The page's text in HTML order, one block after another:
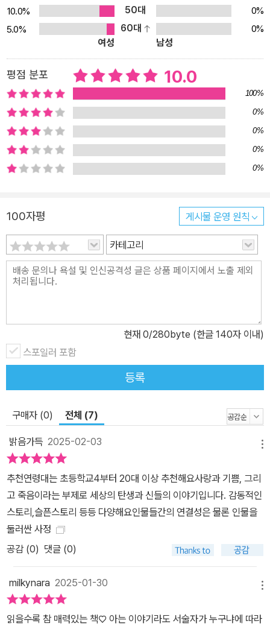
21년 출간된 《고정욱 삼국지》 이후 또 하나의 걸작으로 평가되는 이
번 신작은 특히 겨울방학을 맞은 어린이와 청소년들에게 더없이 좋은
선물이 될 것이며 온 가족이 함께 배우고 즐기는 기회가 될 것이다. 2
025년 아스트리드 린드그렌 추모상(ALMA) 후보로 지명된 고정욱
작가는 《주석으로 쉽게 읽는 고정욱 그리스 로마 신화》를 통해 자신
의 문학적 성과를 이어가며 독자들에게 또 다른 감동을 선사할 것이
다. 신으로 묘사된 인간 세계의 민낯을 돌아보다 《그리스 로마 신화》
속 신과 영웅들은 낡은 활자에 갇혀 있지 않다. 이들은 문학 작품은 물
론 그림과 조각, 드라마와 영화, 게임 등 고대부터 현대에 이르기까지
끊임없이 확대 재생산되고 있다. 인문학을 만나는 첫 번째 관문이라
불리는 《그리스 로마 신화》는 인간에 대한 다양한 이해를 보여준다.
여 만들어졌다고 단언할 수 있을 만큼 신화를 모른다면 그 의미와 상
영감을 주는 것은 그 안에 묘사된 다양한 신과 인간의 군상들이 다채
로운 가치관을 보여주기 때문이다. 신들은 근엄하지 않고 영웅들은
비장하지 않다. 세계를 창조한 위대한 신들은 아름다운 여자를 탐하
만 예외가 있고, 호전적이지만 사랑스럽고, 지혜롭지만 어리석으며,
친절하지만 잔인하고, 너그러우면서 시기하고 질투하며, 아량 있는
듯하지만 속 좁은 신들의 속성은 바로 우리 인간의 민낯을 보여주는
듯하다. 이를 통해 인간 본성에 대한 이해를 넓히는 동시에 자신을 되
롭게 해석하다 《그리스 로마 신화》는 제국주의와 남성 우월주의라는
로 정복과 지배의 역사다. 신화 속에서 세상의 중심은 그리스로 상징
되는 서양이며 그 외의 지역은 정복되어 마땅한 미개한 모습으로 그
려진다. 게다가 여성 신이나 인물들은 남성의 용맹함을 드러내는 요
소나 때로는 전리품으로 묘사되기도 한다. 완벽해야 할 신들은 비윤
리적이고 모순적인 모습으로 비치며, 거짓말과 속임수, 배신을 일삼
으며, 끊임없이 분란을 일으킨다. 이런 신화를 이해하기 위해서는 다
양한 문화적 배경과 관점에 대한 지식이 필요하다. 저자의 식견은 이
부분에서 빛을 발한다. 예를 들어, 저자는 이 책에서 제우스의 여성 편
력을 안정적인 정치를 펼치려는 정치적 판단으로 해석한다. 이렇듯
신화 속에 나타난 도덕적·윤리적 모순을 현대적 문맥에서 재해석하여
어린이 청소년 독자들이 보다 넓은 시각으로 세상을 바라볼 수 있도
10.0%
50대
0%
5.0%
60대
0%
여성
남성
평점 분포 10.0
100%
0%
0%
0%
0%
100자평 게시물 운영 원칙
카테고리
현재 0/280byte (한글 140자 이내)
스포일러 포함
등록
구매자 (0) 전체 (7)
밝음가득 2025-02-03
추천연령대는 초등학교4부터 20대 이상 추천해요사랑과 기쁨, 그리
고 죽음이라는 부제로 세상의 탄생과 신들의 이야기입니다. 감동적인
스토리,슬픈스토리 등등 다양해요인물들간의 연결성은 물론 인물을
둘러싼 사정
공감 (0) 댓글 (0)
milkynara 2025-01-30
읽을수록 참 매력있는 책♡ 아는 이야기라도 서술자가 누구냐에 따라